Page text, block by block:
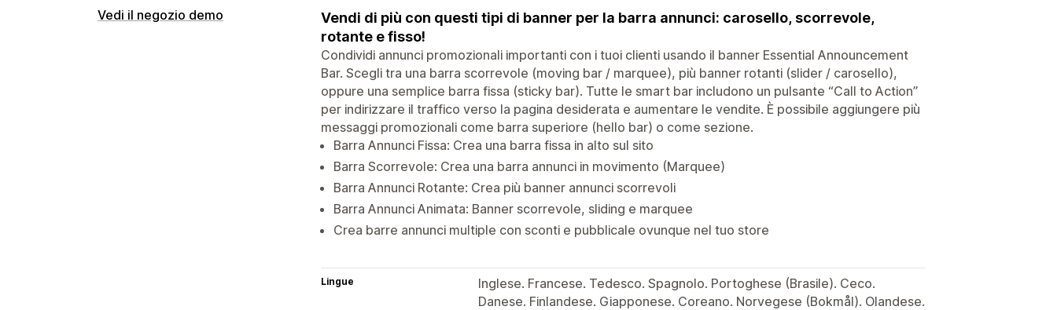
Vedi il negozio demo
Vendi di più con questi tipi di banner per la barra annunci: carosello, scorrevole,
rotante e fisso!
Condividi annunci promozionali importanti con i tuoi clienti usando il banner Essential Announcement
Bar. Scegli tra una barra scorrevole (moving bar / marquee), più banner rotanti (slider / carosello),
oppure una semplice barra fissa (sticky bar). Tutte le smart bar includono un pulsante “Call to Action”
per indirizzare il traffico verso la pagina desiderata e aumentare le vendite. È possibile aggiungere più
messaggi promozionali come barra superiore (hello bar) o come sezione.
Barra Annunci Fissa: Crea una barra fissa in alto sul sito
Barra Scorrevole: Crea una barra annunci in movimento (Marquee)
Barra Annunci Rotante: Crea più banner annunci scorrevoli
Barra Annunci Animata: Banner scorrevole, sliding e marquee
Crea barre annunci multiple con sconti e pubblicale ovunque nel tuo store
Lingue
Inglese. Francese. Tedesco. Spagnolo. Portoghese (Brasile). Ceco.
Danese. Finlandese. Giapponese. Coreano. Norvegese (Bokmål). Olandese.